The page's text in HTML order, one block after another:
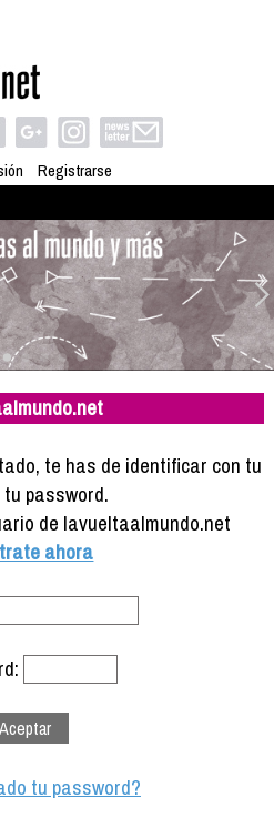
Registrarse
te has de identificar con tu
password.
de lavueltaalmundo.net
ahora
tu password?